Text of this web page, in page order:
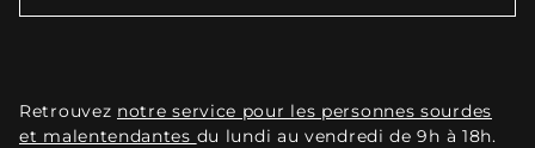
Retrouvez notre service pour les personnes sourdes
et malentendantes du lundi au vendredi de 9h à 18h.